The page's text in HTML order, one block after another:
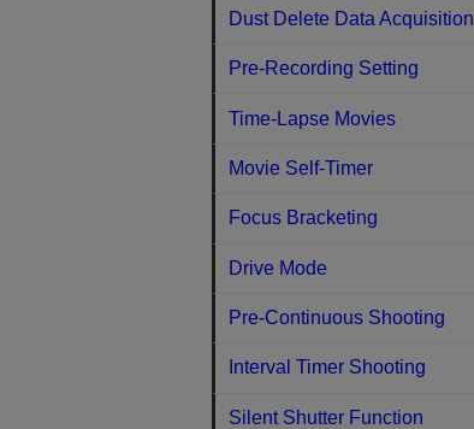
Dust Delete Data Acquisition
Pre-Recording Setting
Time-Lapse Movies
Movie Self-Timer
Focus Bracketing
Drive Mode
Pre-Continuous Shooting
Interval Timer Shooting
Silent Shutter Function